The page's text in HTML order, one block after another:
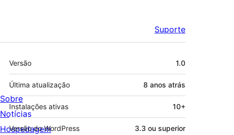
Suporte
Meta
Versão 1.0
Última atualização 8 anos atrás
Instalações ativas 10+
Versão do WordPress 3.3 ou superior
Sobre
Notícias
Hospedagem